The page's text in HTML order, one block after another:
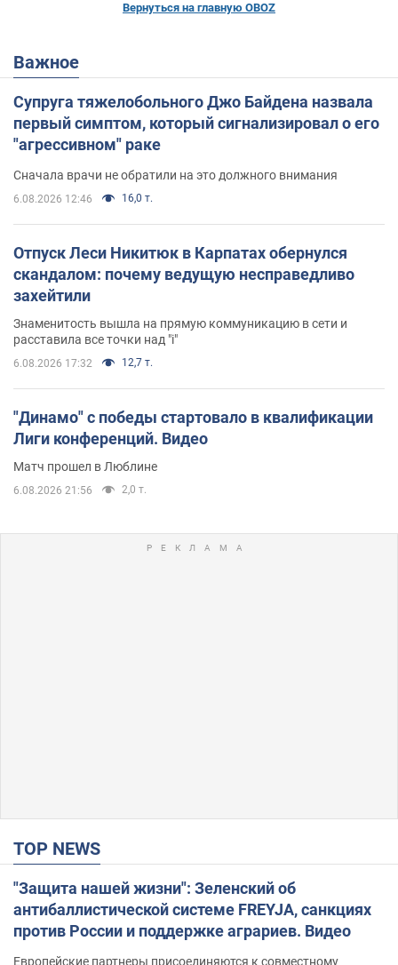
Вернуться на главную OBOZ
Важное
Супруга тяжелобольного Джо Байдена назвала
первый симптом, который сигнализировал о его
"агрессивном" раке
Сначала врачи не обратили на это должного внимания
6.08.2026 12:46 16,0 т.
Отпуск Леси Никитюк в Карпатах обернулся
скандалом: почему ведущую несправедливо
захейтили
Знаменитость вышла на прямую коммуникацию в сети и
расставила все точки над "i"
6.08.2026 17:32 12,7 т.
"Динамо" с победы стартовало в квалификации
Лиги конференций. Видео
Матч прошел в Люблине
6.08.2026 21:56 2,0 т.
TOP NEWS
"Защита нашей жизни": Зеленский об
антибаллистической системе FREYJA, санкциях
против России и поддержке аграриев. Видео
Европейские партнеры присоединяются к совместному